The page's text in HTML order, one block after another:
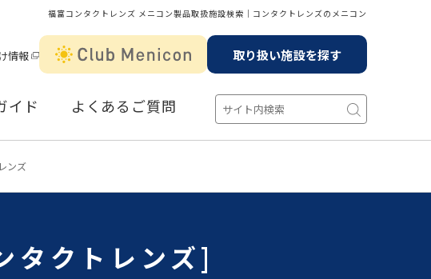
福富コンタクトレンズ メニコン製品取扱施設検索│コンタクトレンズのメニコン
情報 取り扱い施設を探す
イド よくあるご質問
ンズ
タクトレンズ]